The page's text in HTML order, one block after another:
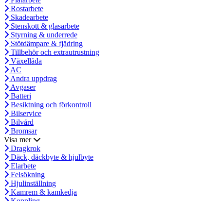
Rostarbete
Skadearbete
Stenskott & glasarbete
Styrning & underrede
Stötdämpare & fjädring
Tillbehör och extrautrustning
Växellåda
AC
Andra uppdrag
Avgaser
Batteri
Besiktning och förkontroll
Bilservice
Bilvård
Bromsar
Visa mer
Dragkrok
Däck, däckbyte & hjulbyte
Elarbete
Felsökning
Hjulinställning
Kamrem & kamkedja